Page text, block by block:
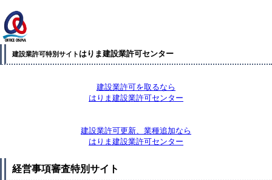
建設業許可特別サイト はりま建設業許可センター
建設業許可を取るなら
はりま建設業許可センター
建設業許可更新、業種追加なら
はりま建設業許可センター
経営事項審査特別サイト